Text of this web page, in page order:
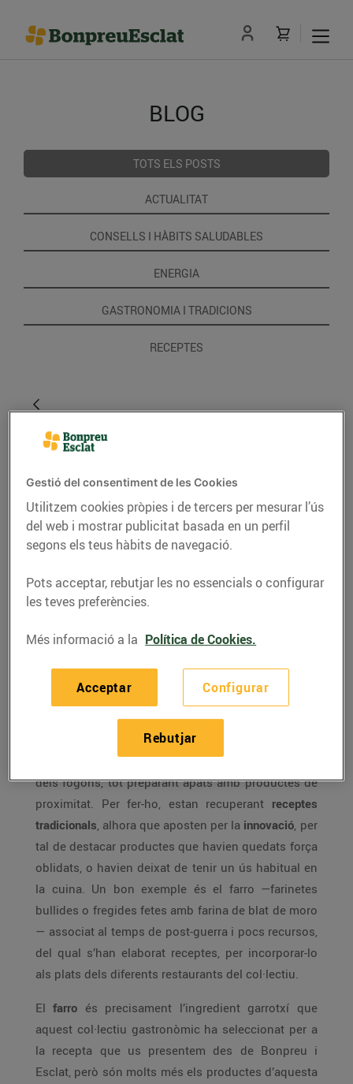
BLOG
TOTS ELS POSTS
ACTUALITAT
CONSELLS I HÀBITS SALUDABLES
ENERGIA
GASTRONOMIA I TRADICIONS
RECEPTES
RECEPTES
Cornet de farro amb
formatge serrat d’ovella
18/d’abril/2016
Cuina Volcànicava néixer l’any 1994,
quan un grup de restauradors van unir-se per
promocionar la comarca dela Garrotxa
dels fogons, tot preparant àpats amb productes de
proximitat. Per fer-ho, estan recuperant receptes
tradicionals, alhora que aposten per la innovació, per
tal de destacar productes que havien quedats força
oblidats, o havien deixat de tenir un ús habitual en
la cuina. Un bon exemple és el farro —farinetes
bullides o fregides fetes amb farina de blat de moro
— associat al temps de post-guerra i pocs recursos,
del qual s’han elaborat receptes, per incorporar-lo
als plats dels diferents restaurants del col·lectiu.
El farro és precisament l’ingredient garrotxí que
aquest col·lectiu gastronòmic ha seleccionat per a
la recepta que us presentem des de Bonpreu i
Esclat, però són molts més els productes d’aquesta
Gestió del consentiment de les Cookies
Utilitzem cookies pròpies i de tercers per mesurar l’ús
del web i mostrar publicitat basada en un perfil
segons els teus hàbits de navegació.
Pots acceptar, rebutjar les no essencials o configurar
les teves preferències.
Més informació a la Política de Cookies.
Configurar
Rebutjar
Acceptar